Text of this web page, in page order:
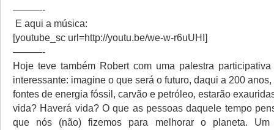
———-
E aqui a música:
[youtube_sc url=http://youtu.be/we-w-r6uUHI]
———-
Hoje teve também Robert com uma palestra
interessante: imagine o que será o futuro, daqui a 200
fontes de energia fóssil, carvão e petróleo, estarão
vida? Haverá vida? O que as pessoas daquele tempo
que nós (não) fizemos para melhorar o planeta. Um